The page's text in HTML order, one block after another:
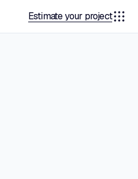
Estimate your project